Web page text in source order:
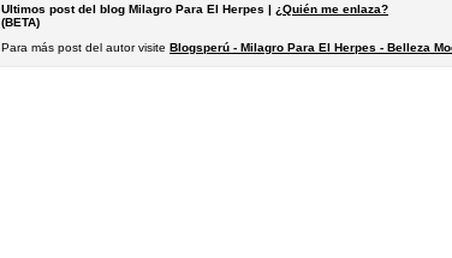
Ultimos post del blog Milagro Para El Herpes | ¿Quién me enlaza?
(BETA)
Para más post del autor visite Blogsperú - Milagro Para El Herpes - Belleza